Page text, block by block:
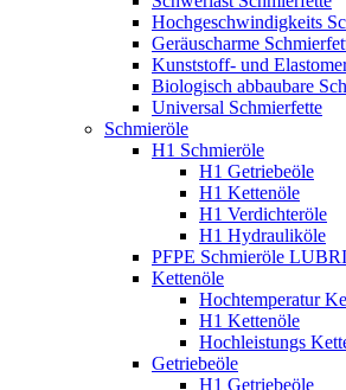
Hochgeschwindigkeits
Geräuscharme
Kunststoff- und
Biologisch abbaubare
Universal Schmierfette
Schmieröle
H1 Schmieröle
H1 Getriebeöle
H1 Kettenöle
H1 Verdichteröle
H1 Hydrauliköle
PFPE Schmieröle
Kettenöle
Hochtemperatur
H1 Kettenöle
Hochleistungs
Getriebeöle
H1 Getriebeöle